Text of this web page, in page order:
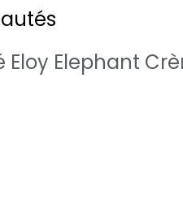
Elephant